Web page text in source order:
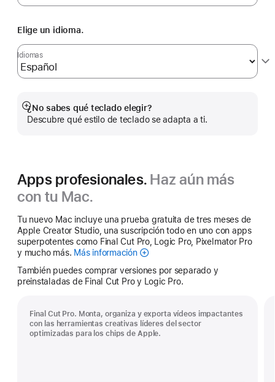
Elige un idioma.
Idiomas
¿No sabes qué teclado elegir?
Descubre qué estilo de teclado se adapta a ti.
Mostrar
más
Apps profesionales. Haz aún más
con tu Mac.
Tu nuevo Mac incluye una prueba gratuita de tres meses de
Apple Creator Studio, una suscripción todo en uno con apps
superpotentes como Final Cut Pro, Logic Pro, Pixelmator Pro
y mucho más. Más informaciónApple Creator Studio
También puedes comprar versiones por separado y
preinstaladas de Final Cut Pro y Logic Pro.
Final Cut Pro. Monta, organiza y exporta vídeos impactantes
con las herramientas creativas líderes del sector
optimizadas para los chips de Apple.